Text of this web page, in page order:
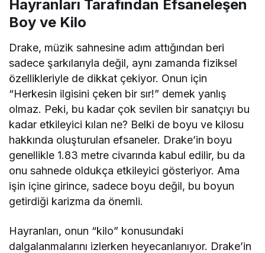
Hayranları Tarafından Efsaneleşen
Boy ve Kilo
Drake, müzik sahnesine adım attığından beri
sadece şarkılarıyla değil, aynı zamanda fiziksel
özellikleriyle de dikkat çekiyor. Onun için
“Herkesin ilgisini çeken bir sır!” demek yanlış
olmaz. Peki, bu kadar çok sevilen bir sanatçıyı bu
kadar etkileyici kılan ne? Belki de boyu ve kilosu
hakkında oluşturulan efsaneler. Drake’in boyu
genellikle 1.83 metre civarında kabul edilir, bu da
onu sahnede oldukça etkileyici gösteriyor. Ama
işin içine girince, sadece boyu değil, bu boyun
getirdiği karizma da önemli.
Hayranları, onun “kilo” konusundaki
dalgalanmalarını izlerken heyecanlanıyor. Drake’in